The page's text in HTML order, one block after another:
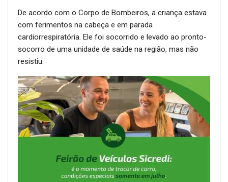
De acordo com o Corpo de Bombeiros, a criança estava
com ferimentos na cabeça e em parada
cardiorrespiratória. Ele foi socorrido e levado ao pronto-
socorro de uma unidade de saúde na região, mas não
resistiu.